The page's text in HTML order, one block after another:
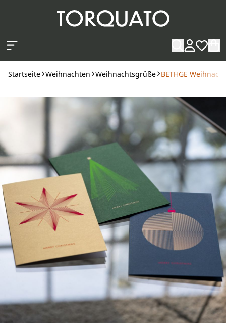
Startseite Weihnachten Weihnachtsgrüße BETHGE